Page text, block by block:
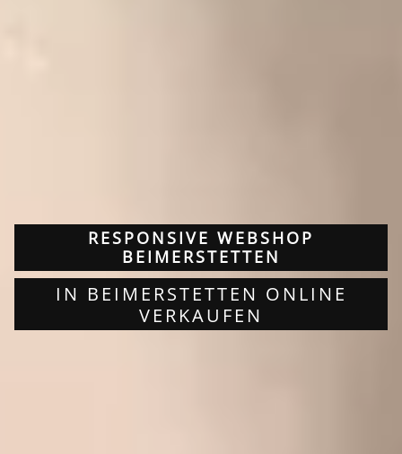
RESPONSIVE WEBSHOP
BEIMERSTETTEN
IN BEIMERSTETTEN ONLINE
VERKAUFEN